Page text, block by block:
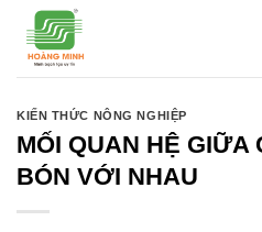
qua
KIẾN THỨC NÔNG NGHIỆP
MỐI QUAN HỆ GIỮA
BÓN VỚI NHAU